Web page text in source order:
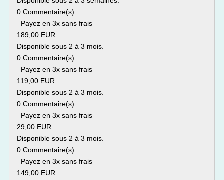
0 Commentaire(s)
Payez en 3x sans frais
189,00 EUR
Disponible sous 2 à 3 mois.
0 Commentaire(s)
Payez en 3x sans frais
119,00 EUR
Disponible sous 2 à 3 mois.
0 Commentaire(s)
Payez en 3x sans frais
29,00 EUR
Disponible sous 2 à 3 mois.
0 Commentaire(s)
Payez en 3x sans frais
149,00 EUR